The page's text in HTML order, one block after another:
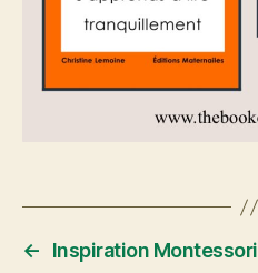
← Inspiration Montessori